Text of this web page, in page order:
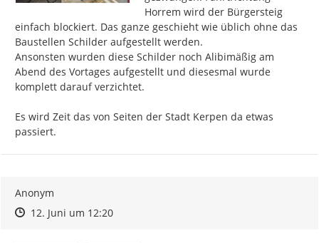
Horrem wird der Bürgersteig
einfach blockiert. Das ganze geschieht wie üblich ohne das
Baustellen Schilder aufgestellt werden.
Ansonsten wurden diese Schilder noch Alibimäßig am
Abend des Vortages aufgestellt und diesesmal wurde
komplett darauf verzichtet.
Es wird Zeit das von Seiten der Stadt Kerpen da etwas
passiert.
Anonym
Zeitpunkt des Erstellens
Zeitpunkt des Erstellens
12. Juni um 12:20Zur Äußerung